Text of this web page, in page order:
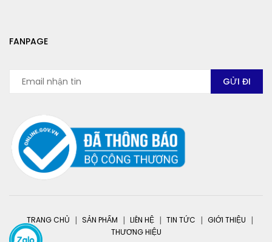
FANPAGE
TRANG CHỦ SẢN PHẨM LIÊN HỆ TIN TỨC
GIỚI THIỆU
THƯƠNG HIỆU